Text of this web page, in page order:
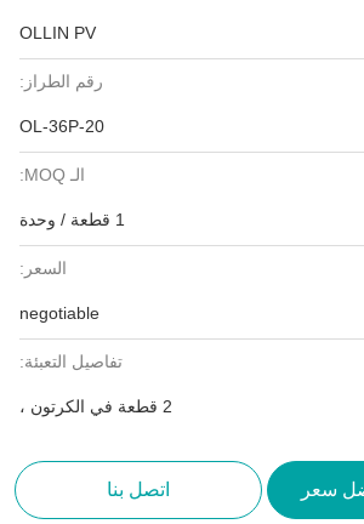
OLLIN PV
رقم الطراز:
OL-36P-20
الـ MOQ:
1 قطعة / وحدة
السعر:
negotiable
تفاصيل التعبئة:
2 قطعة في الكرتون ،
سعر اتصل بنا